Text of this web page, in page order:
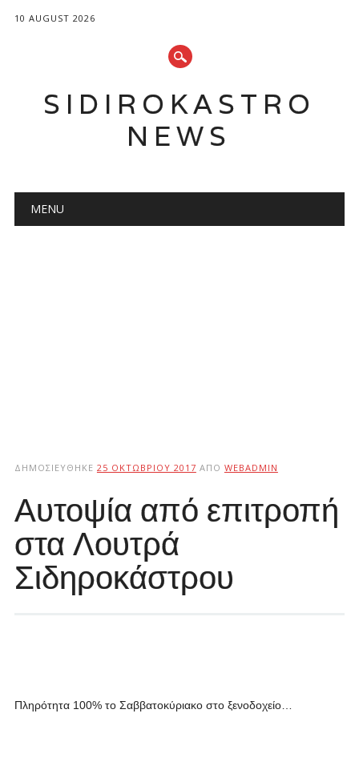
10 AUGUST 2026
SIDIROKASTRO
NEWS
Main menu
MENU
ΔΗΜΟΣΙΕΎΘΗΚΕ 25 ΟΚΤΩΒΡΊΟΥ 2017 ΑΠΌ WEBADMIN
Αυτοψία από επιτροπή
στα Λουτρά
Σιδηροκάστρου
Πληρότητα 100% το Σαββατοκύριακο στο ξενοδοχείο…